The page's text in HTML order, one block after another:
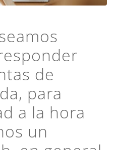
de
para
a la hora
un